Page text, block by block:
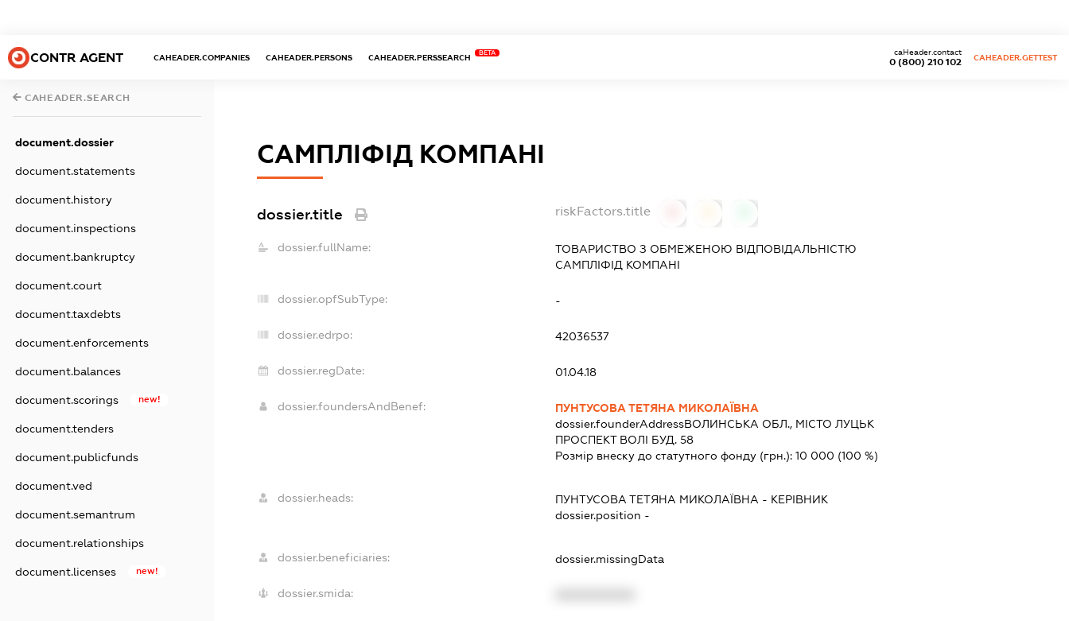
CONTR AGENT CAHEADER.COMPANIES CAHEADER.PERSONS CAHEADER.PERSSEARCH
BETA
0 (800) 210 102
caHeader.contact
CAHEADER.GETTEST
CAHEADER.SEARCH
document.dossier
document.statements
document.history
document.inspections
document.bankruptcy
document.court
document.taxdebts
document.enforcements
document.balances
document.scorings new!
document.tenders
document.publicfunds
document.ved
document.semantrum
document.relationships
document.licenses new!
САМПЛІФІД КОМПАНІ
dossier.title riskFactors.title
dossier.fullName:
ТОВАРИСТВО З ОБМЕЖЕНОЮ ВІДПОВІДАЛЬНІСТЮ
САМПЛІФІД КОМПАНІ
dossier.opfSubType: -
dossier.edrpo: 42036537
dossier.regDate: 01.04.18
dossier.foundersAndBenef:
ПУНТУСОВА ТЕТЯНА МИКОЛАЇВНА
dossier.founderAddressВОЛИНСЬКА ОБЛ., МІСТО ЛУЦЬК
ПРОСПЕКТ ВОЛІ БУД. 58
Розмір внеску до статутного фонду (грн.): 10 000 (100 %)
dossier.heads: ПУНТУСОВА ТЕТЯНА МИКОЛАЇВНА - КЕРІВНИК
dossier.position -
dossier.beneficiaries: dossier.missingData
dossier.smida: